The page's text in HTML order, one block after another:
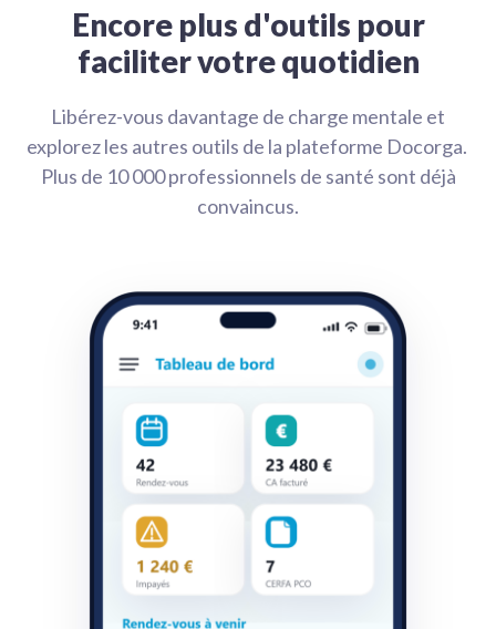
Encore plus d'outils pour
faciliter votre quotidien
Libérez-vous davantage de charge mentale et
explorez les autres outils de la plateforme Docorga.
Plus de 10 000 professionnels de santé sont déjà
convaincus.